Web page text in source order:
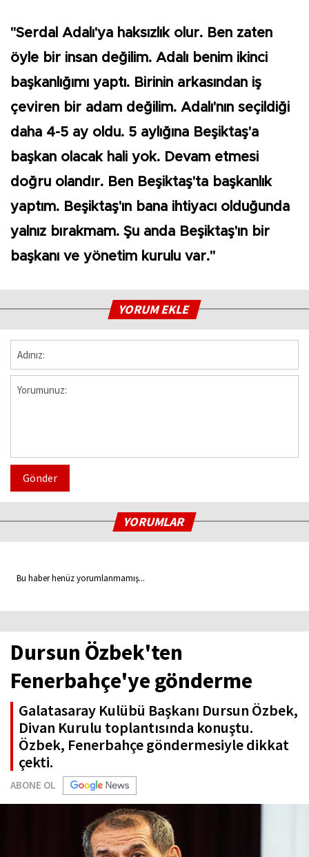
"Serdal Adalı'ya haksızlık olur. Ben zaten
öyle bir insan değilim. Adalı benim ikinci
başkanlığımı yaptı. Birinin arkasından iş
çeviren bir adam değilim. Adalı'nın seçildiği
daha 4-5 ay oldu. 5 aylığına Beşiktaş'a
başkan olacak hali yok. Devam etmesi
doğru olandır. Ben Beşiktaş'ta başkanlık
yaptım. Beşiktaş'ın bana ihtiyacı olduğunda
yalnız bırakmam. Şu anda Beşiktaş'ın bir
başkanı ve yönetim kurulu var."
YORUM EKLE
Gönder
YORUMLAR
Bu haber henüz yorumlanmamış...
Dursun Özbek'ten
Fenerbahçe'ye gönderme
Galatasaray Kulübü Başkanı Dursun Özbek,
Divan Kurulu toplantısında konuştu.
Özbek, Fenerbahçe göndermesiyle dikkat
çekti.
ABONE OL